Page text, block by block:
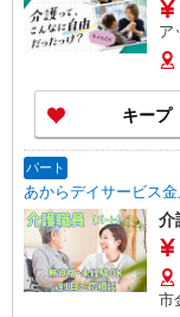
ア
キープ
パート
あからデイサービス金
介
市